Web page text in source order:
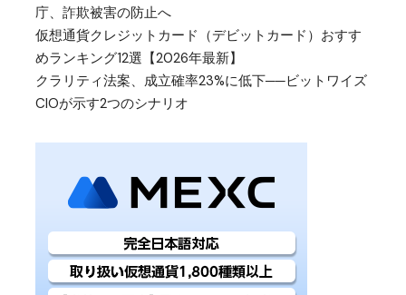
庁、詐欺被害の防止へ
仮想通貨クレジットカード（デビットカード）おすす
めランキング12選【2026年最新】
クラリティ法案、成立確率23%に低下──ビットワイズ
CIOが示す2つのシナリオ